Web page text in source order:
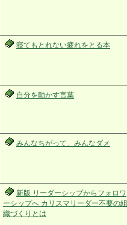
寝てもとれない疲れをとる本
自分を動かす言葉
みんなちがって、みんなダメ
新版 リーダーシップからフォロワ
ーシップへ カリスマリーダー不要の組
織づくりとは